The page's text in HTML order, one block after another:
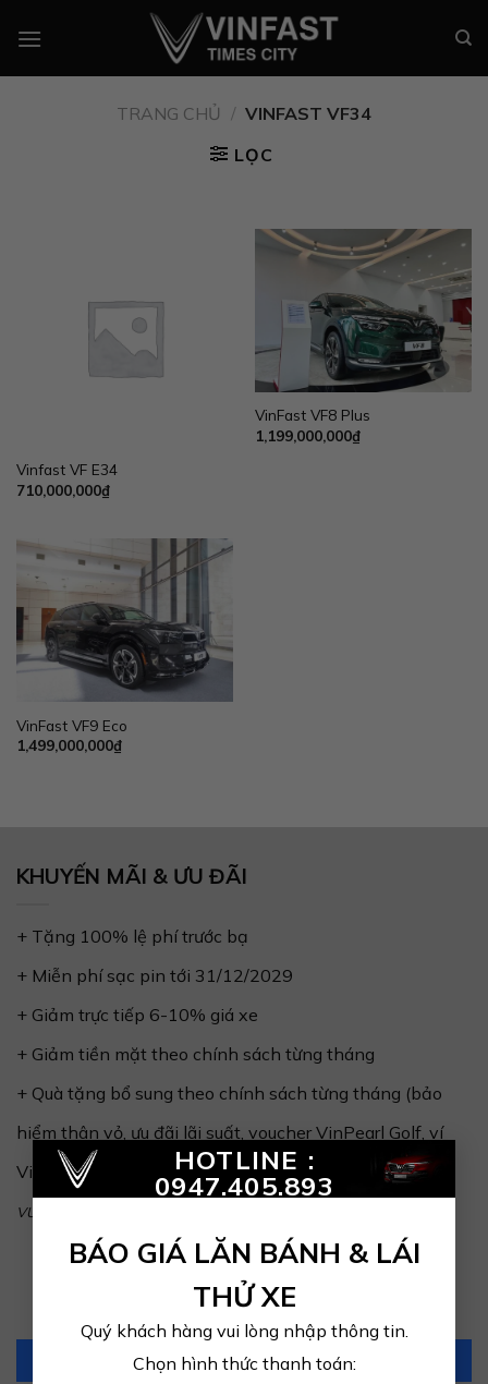
HOTLINE :
0947.405.893
BÁO GIÁ LĂN BÁNH & LÁI
THỬ XE
Quý khách hàng vui lòng nhập thông tin.
Chọn hình thức thanh toán:
×
đến
TRANG CHỦ / VINFAST VF34
LỌC
Vinfast VF E34
710,000,000₫
VinFast VF8 Plus
1,199,000,000₫
VinFast VF9 Eco
1,499,000,000₫
KHUYẾN MÃI & ƯU ĐÃI
+ Tặng 100% lệ phí trước bạ
+ Miễn phí sạc pin tới 31/12/2029
+ Giảm trực tiếp 6-10% giá xe
+ Giảm tiền mặt theo chính sách từng tháng
+ Quà tặng bổ sung theo chính sách từng tháng (bảo
hiểm thân vỏ, ưu đãi lãi suất, voucher VinPearl Golf, ví
Vinclub, miễn phí sạc pin & gửi xe...)
VUI LÒNG LIÊN HỆ ĐỂ NHẬN THÔNG TIN CHÍNH XÁC NHẤT
Hotline: 0947.405.893